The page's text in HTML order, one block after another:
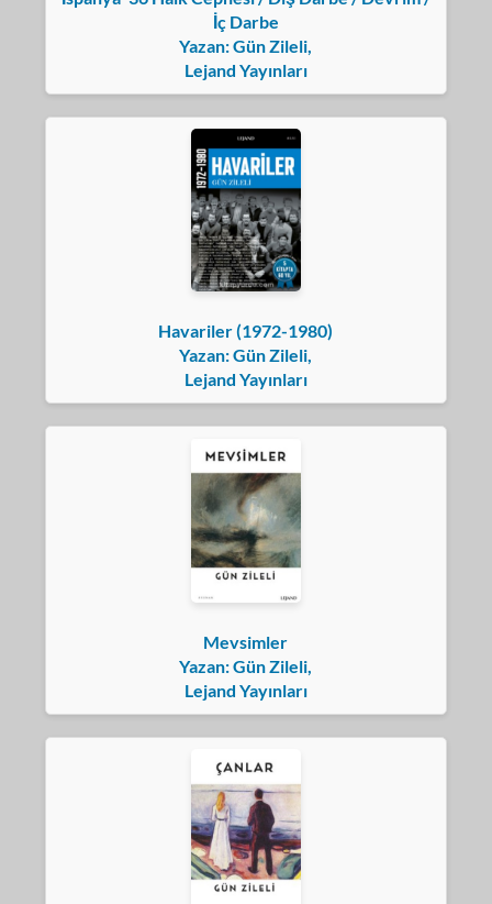
İç Darbe
Yazan: Gün Zileli,
Lejand Yayınları
Havariler (1972-1980)
Yazan: Gün Zileli,
Lejand Yayınları
Mevsimler
Yazan: Gün Zileli,
Lejand Yayınları